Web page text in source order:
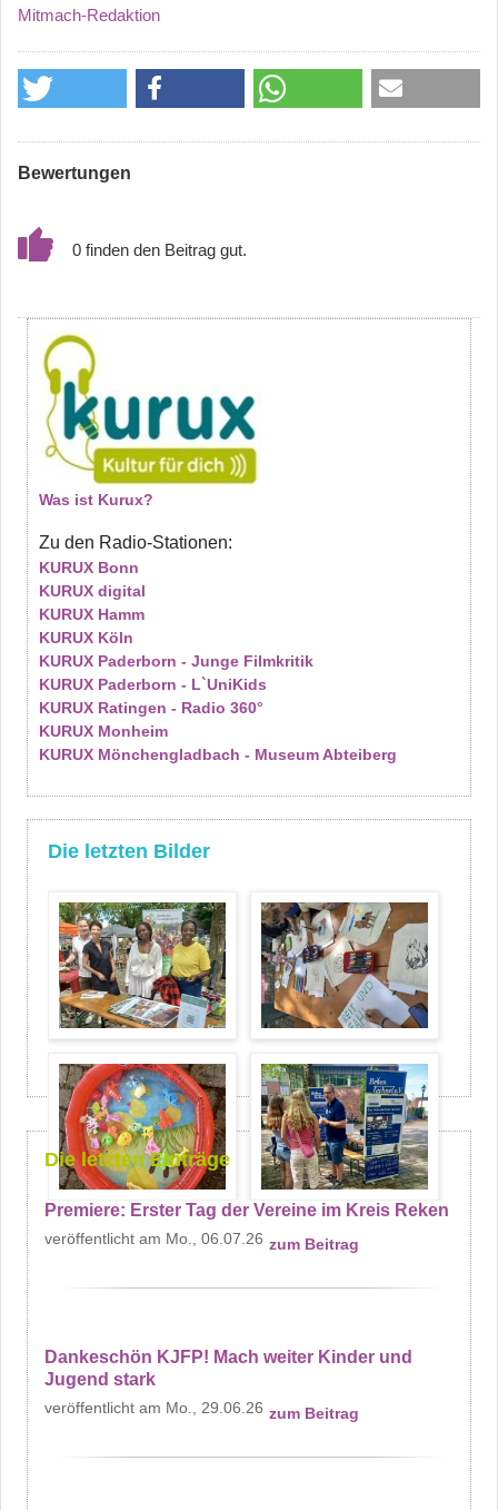
Mitmach-Redaktion
Bewertungen
0
Was ist Kurux?
Zu den Radio-Stationen:
KURUX Bonn
KURUX digital
KURUX Hamm
KURUX Köln
KURUX Paderborn - Junge Filmkritik
KURUX Paderborn - L`UniKids
KURUX Ratingen - Radio 360°
KURUX Monheim
KURUX Mönchengladbach - Museum Abteiberg
Die letzten Bilder
Die letzten Einträge
Premiere: Erster Tag der Vereine im Kreis Reken
Mo., 06.07.26 zum Beitrag
Dankeschön KJFP! Mach weiter Kinder und
Jugend stark
Mo., 29.06.26 zum Beitrag